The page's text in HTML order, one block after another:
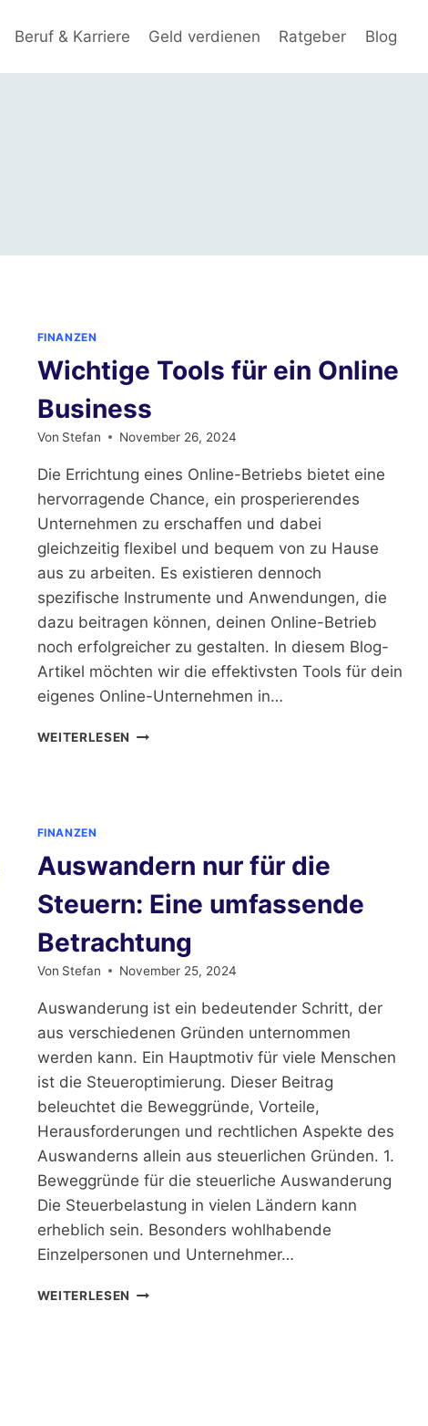
Beruf & Karriere Geld verdienen Ratgeber Blog
FINANZEN
Wichtige Tools für ein Online
Business
Von Stefan November 26, 2024
Die Errichtung eines Online-Betriebs bietet eine
hervorragende Chance, ein prosperierendes
Unternehmen zu erschaffen und dabei
gleichzeitig flexibel und bequem von zu Hause
aus zu arbeiten. Es existieren dennoch
spezifische Instrumente und Anwendungen, die
dazu beitragen können, deinen Online-Betrieb
noch erfolgreicher zu gestalten. In diesem Blog-
Artikel möchten wir die effektivsten Tools für dein
eigenes Online-Unternehmen in…
WEITERLESEN WICHTIGE
FINANZEN
Auswandern nur für die
Steuern: Eine umfassende
Betrachtung
Von Stefan November 25, 2024
Auswanderung ist ein bedeutender Schritt, der
aus verschiedenen Gründen unternommen
werden kann. Ein Hauptmotiv für viele Menschen
ist die Steueroptimierung. Dieser Beitrag
beleuchtet die Beweggründe, Vorteile,
Herausforderungen und rechtlichen Aspekte des
Auswanderns allein aus steuerlichen Gründen. 1.
Beweggründe für die steuerliche Auswanderung
Die Steuerbelastung in vielen Ländern kann
erheblich sein. Besonders wohlhabende
Einzelpersonen und Unternehmer…
WEITERLESEN AUSWANDERN